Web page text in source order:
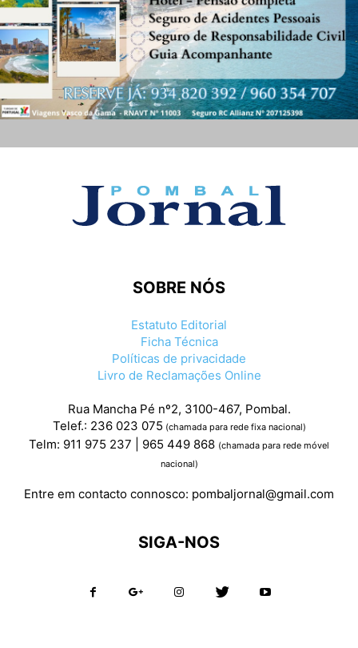
SOBRE NÓS
Estatuto Editorial
Ficha Técnica
Políticas de privacidade
Livro de Reclamações Online
Rua Mancha Pé nº2, 3100-467, Pombal.
Telef.: 236 023 075 (chamada para rede fixa nacional)
Telm: 911 975 237 | 965 449 868 (chamada para rede móvel
nacional)
Entre em contacto connosco: pombaljornal@gmail.com
SIGA-NOS